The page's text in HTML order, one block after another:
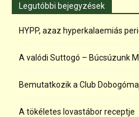
Legutóbbi bejegyzések
HYPP, azaz hyperkalaemiás
A valódi Suttogó – Búcsúzunk
Bemutatkozik a Club
A tökéletes lovastábor receptje